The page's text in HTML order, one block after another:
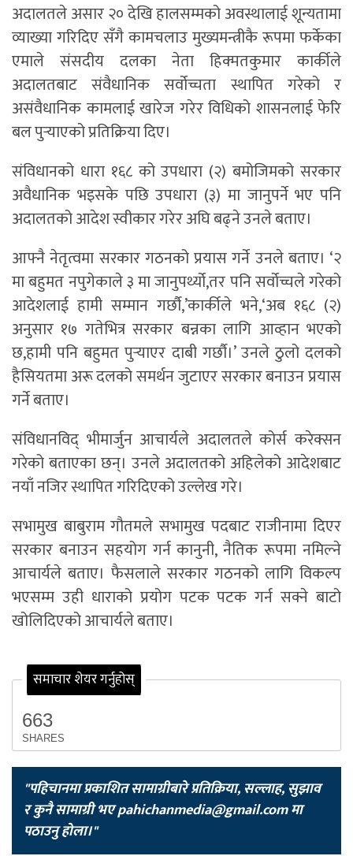
अदालतले असार २० देखि हालसम्मको अवस्थालाई शून्यतामा
व्याख्या गरिदिए सँगै कामचलाउ मुख्यमन्त्रीकै रूपमा फर्केका
एमाले संसदीय दलका नेता हिक्मतकुमार कार्कीले
अदालतबाट संवैधानिक सर्वोच्चता स्थापित गरेको र
असंवैधानिक कामलाई खारेज गरेर विधिको शासनलाई फेरि
बल पुर्‍याएको प्रतिक्रिया दिए।
संविधानको धारा १६८ को उपधारा (२) बमोजिमको सरकार
अवैधानिक भइसके पछि उपधारा (३) मा जानुपर्ने भए पनि
अदालतको आदेश स्वीकार गरेर अघि बढ्ने उनले बताए।
आफ्नै नेतृत्वमा सरकार गठनको प्रयास गर्ने उनले बताए। ‘२
मा बहुमत नपुगेकाले ३ मा जानुपर्थ्यो,तर पनि सर्वोच्चले गरेको
आदेशलाई हामी सम्मान गर्छौ,’कार्कीले भने,‘अब १६८ (२)
अनुसार १७ गतेभित्र सरकार बन्नका लागि आव्हान भएको
छ,हामी पनि बहुमत पुर्‍याएर दाबी गर्छौ।’ उनले ठुलो दलको
हैसियतमा अरू दलको समर्थन जुटाएर सरकार बनाउन प्रयास
गर्ने बताए।
संविधानविद् भीमार्जुन आचार्यले अदालतले कोर्स करेक्सन
गरेको बताएका छन्। उनले अदालतको अहिलेको आदेशबाट
नयाँ नजिर स्थापित गरिदिएको उल्लेख गरे।
सभामुख बाबुराम गौतमले सभामुख पदबाट राजीनामा दिएर
सरकार बनाउन सहयोग गर्न कानुनी, नैतिक रूपमा नमिल्ने
आचार्यले बताए। फैसलाले सरकार गठनको लागि विकल्प
भएसम्म उही धाराको प्रयोग पटक पटक गर्न सक्ने बाटो
खोलिदिएको आचार्यले बताए।
समाचार शेयर गर्नुहोस्
663
SHARES
"पहिचानमा प्रकाशित सामाग्रीबारे प्रतिक्रिया, सल्लाह, सुझाव
र कुनै सामाग्री भएpahichanmedia@gmail.comमा
पठाउनु होला।"